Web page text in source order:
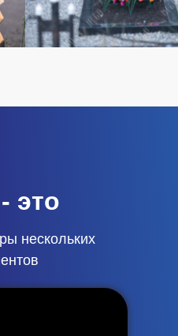
это
нескольких